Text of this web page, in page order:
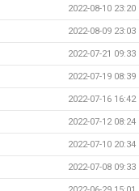
2022-08-10 23:20
2022-08-09 23:03
2022-07-21 09:33
2022-07-19 08:39
2022-07-16 16:42
2022-07-12 08:24
2022-07-10 20:34
2022-07-08 09:33